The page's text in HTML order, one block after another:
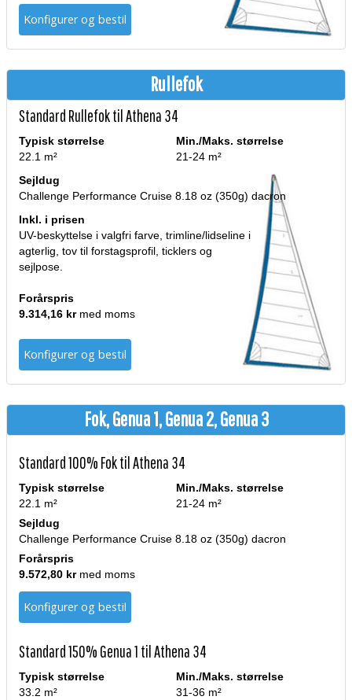
Konfigurer og bestil
Rullefok
Standard Rullefok til Athena 34
Typisk størrelse
22.1 m²
Min./Maks. størrelse
21-24 m²
Sejldug
Challenge Performance Cruise 8.18 oz (350g) dacron
Inkl. i prisen
UV-beskyttelse i valgfri farve, trimline/lidseline i
agterlig, tov til forstagsprofil, ticklers og
sejlpose.
Forårspris
9.314,16 krmed moms
Konfigurer og bestil
Fok, Genua 1, Genua 2, Genua 3
Standard 100% Fok til Athena 34
Typisk størrelse
22.1 m²
Min./Maks. størrelse
21-24 m²
Sejldug
Challenge Performance Cruise 8.18 oz (350g) dacron
Forårspris
9.572,80 krmed moms
Konfigurer og bestil
Standard 150% Genua 1 til Athena 34
Typisk størrelse
33.2 m²
Min./Maks. størrelse
31-36 m²